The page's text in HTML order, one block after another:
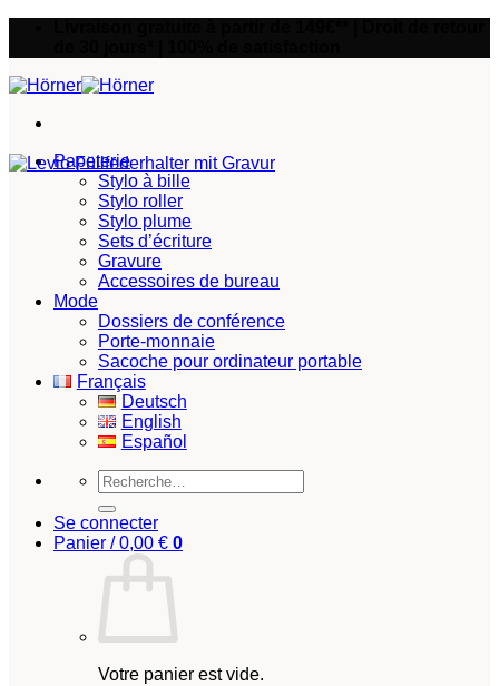
Papeterie
Stylo à bille
Stylo roller
Stylo plume
Sets d’écriture
Gravure
Accessoires de bureau
Mode
Dossiers de conférence
Porte-monnaie
Sacoche pour ordinateur portable
Français
Deutsch
English
Español
Recherche
pour :
Se connecter
Panier /0,00 € 0
Votre panier est vide.